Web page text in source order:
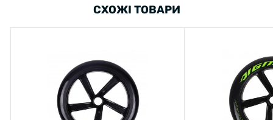
СХОЖІ ТОВАРИ